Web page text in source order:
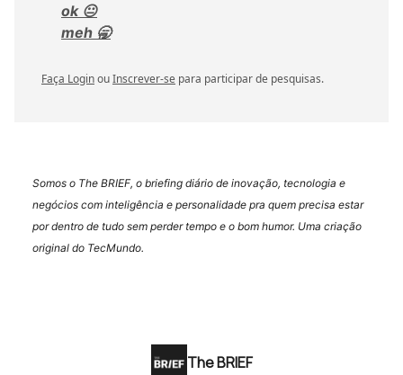
ok 😐
meh 🥱
Faça LoginouInscrever-se para participar de pesquisas.
Somos o The BRIEF, o briefing diário de inovação, tecnologia e
negócios com inteligência e personalidade pra quem precisa estar
por dentro de tudo sem perder tempo e o bom humor. Uma criação
original do TecMundo.
The BRIEF